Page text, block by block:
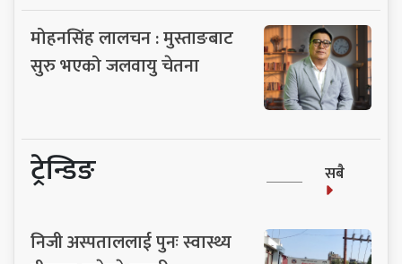
मोहनसिंह लालचन : मुस्ताङबाट
सुरु भएको जलवायु चेतना
ट्रेन्डिङ सबै
निजी अस्पताललाई पुनः स्वास्थ्य